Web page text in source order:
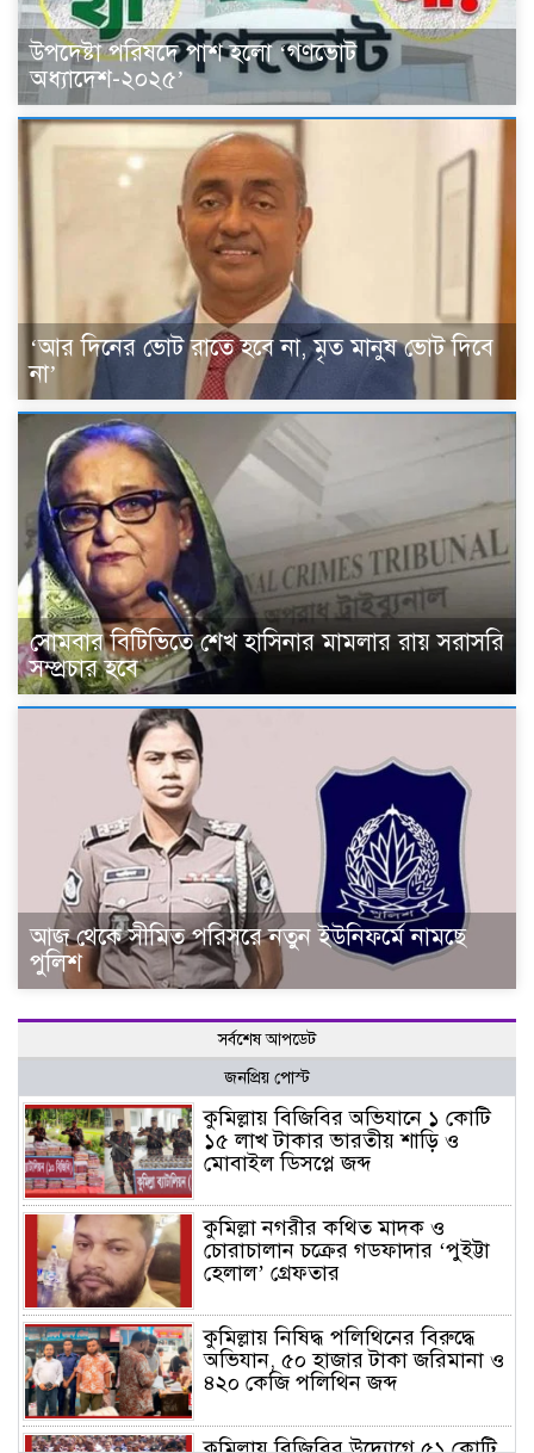
উপদেষ্টা পরিষদে পাশ হলো ‘গণভোট
অধ্যাদেশ-২০২৫’
‘আর দিনের ভোট রাতে হবে না, মৃত মানুষ ভোট দিবে
না’
সোমবার বিটিভিতে শেখ হাসিনার মামলার রায় সরাসরি
সম্প্রচার হবে
আজ থেকে সীমিত পরিসরে নতুন ইউনিফর্মে নামছে
পুলিশ
সর্বশেষ আপডেট
জনপ্রিয় পোস্ট
কুমিল্লায় বিজিবির অভিযানে ১ কোটি
১৫ লাখ টাকার ভারতীয় শাড়ি ও
মোবাইল ডিসপ্লে জব্দ
কুমিল্লা নগরীর কথিত মাদক ও
চোরাচালান চক্রের গডফাদার ‘পুইট্টা
হেলাল’ গ্রেফতার
কুমিল্লায় নিষিদ্ধ পলিথিনের বিরুদ্ধে
অভিযান, ৫০ হাজার টাকা জরিমানা ও
৪২০ কেজি পলিথিন জব্দ